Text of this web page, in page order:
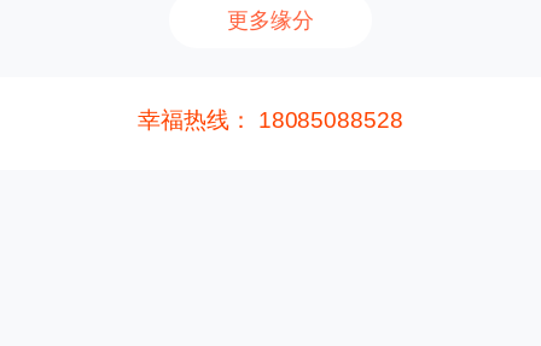
更多缘分
幸福热线： 18085088528